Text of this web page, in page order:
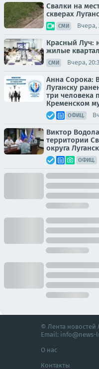
Свалки на
скверах
СМИ Вчера,
Красный Луч:
жилые
СМИ Вчера,
Анна Сорока:
Луганску
три человека
Кременском
ОФИЦ.
Виктор
территории
округа
ОФИЦ.
© Лента новостей
Email: info@news-
О нас
Контакты